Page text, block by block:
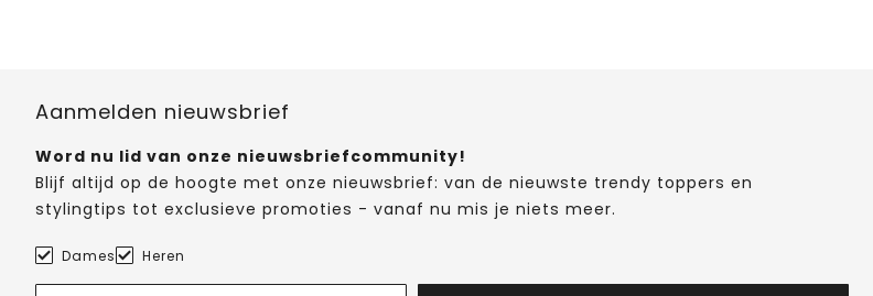
Aanmelden nieuwsbrief
Word nu lid van onze nieuwsbriefcommunity!
Blijf altijd op de hoogte met onze nieuwsbrief: van de nieuwste trendy toppers en
stylingtips tot exclusieve promoties - vanaf nu mis je niets meer.
Dames Heren